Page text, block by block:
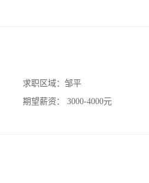
求职区域： 邹平
期望薪资：
3000-4000元